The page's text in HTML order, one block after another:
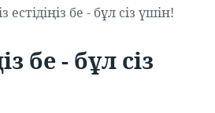
естідіңіз бе - бұл сіз үшін!
бе - бұл сіз